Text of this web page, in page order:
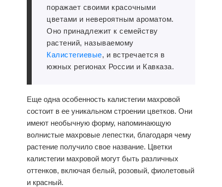
поражает своими красочными
цветами и невероятным ароматом.
Оно принадлежит к семейству
растений, называемому
Калистегиевые, и встречается в
южных регионах России и Кавказа.
Еще одна особенность калистегии махровой
состоит в ее уникальном строении цветков. Они
имеют необычную форму, напоминающую
волнистые махровые лепестки, благодаря чему
растение получило свое название. Цветки
калистегии махровой могут быть различных
оттенков, включая белый, розовый, фиолетовый
и красный.